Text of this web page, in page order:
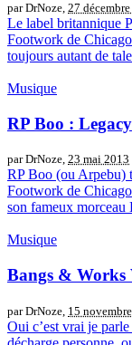
par DrNoze, 27
Le label britannique
Footwork de
toujours autant de
Musique
RP Boo : Legacy
par DrNoze, 23 mai 2013
RP Boo (ou Arpebu)
Footwork de
son fameux
Musique
Bangs & Works
par DrNoze, 15
Oui c’est vrai je